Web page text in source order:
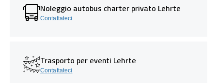
Noleggio autobus charter privato Lehrte
Contattateci
Trasporto per eventi Lehrte
Contattateci